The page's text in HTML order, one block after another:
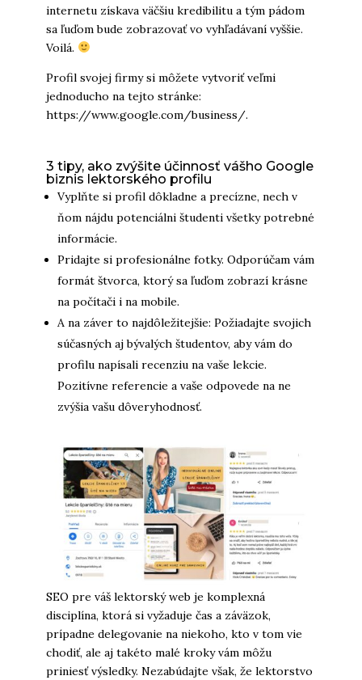
internetu získava väčšiu kredibilitu a tým pádom
sa ľuďom bude zobrazovať vo vyhľadávaní vyššie.
Voilá.
Profil svojej firmy si môžete vytvoriť veľmi
jednoducho na tejto stránke:
https://www.google.com/business/.
3 tipy, ako zvýšite účinnosť vášho Google
biznis lektorského profilu
Vyplňte si profil dôkladne a precízne, nech v
ňom nájdu potenciálni študenti všetky potrebné
informácie.
Pridajte si profesionálne fotky. Odporúčam vám
formát štvorca, ktorý sa ľuďom zobrazí krásne
na počítači i na mobile.
A na záver to najdôležitejšie: Požiadajte svojich
súčasných aj bývalých študentov, aby vám do
profilu napísali recenziu na vaše lekcie.
Pozitívne referencie a vaše odpovede na ne
zvýšia vašu dôveryhodnosť.
SEO pre váš lektorský web je komplexná
disciplína, ktorá si vyžaduje čas a záväzok,
prípadne delegovanie na niekoho, kto v tom vie
chodiť, ale aj takéto malé kroky vám môžu
priniesť výsledky. Nezabúdajte však, že lektorstvo